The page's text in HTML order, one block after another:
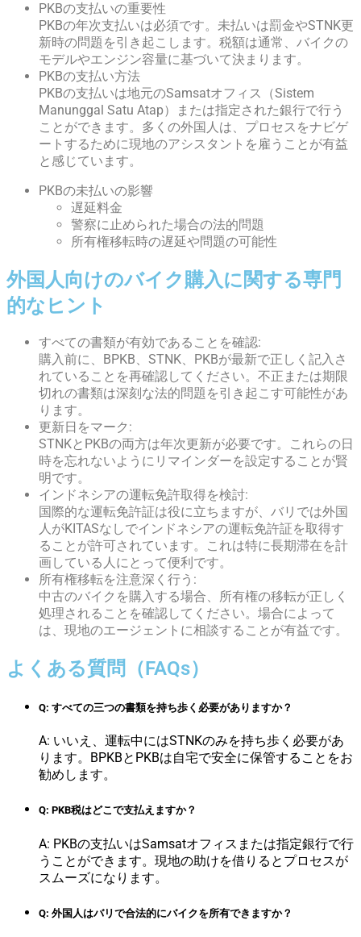
PKBの支払いの重要性
PKBの年次支払いは必須です。未払いは罰金やSTNK更
新時の問題を引き起こします。税額は通常、バイクの
モデルやエンジン容量に基づいて決まります。
PKBの支払い方法
PKBの支払いは地元のSamsatオフィス（Sistem
Manunggal Satu Atap）または指定された銀行で行う
ことができます。多くの外国人は、プロセスをナビゲ
ートするために現地のアシスタントを雇うことが有益
と感じています。
PKBの未払いの影響
遅延料金
警察に止められた場合の法的問題
所有権移転時の遅延や問題の可能性
外国人向けのバイク購入に関する専門
的なヒント
すべての書類が有効であることを確認:
購入前に、BPKB、STNK、PKBが最新で正しく記入さ
れていることを再確認してください。不正または期限
切れの書類は深刻な法的問題を引き起こす可能性があ
ります。
更新日をマーク:
STNKとPKBの両方は年次更新が必要です。これらの日
時を忘れないようにリマインダーを設定することが賢
明です。
インドネシアの運転免許取得を検討:
国際的な運転免許証は役に立ちますが、バリでは外国
人がKITASなしでインドネシアの運転免許証を取得す
ることが許可されています。これは特に長期滞在を計
画している人にとって便利です。
所有権移転を注意深く行う:
中古のバイクを購入する場合、所有権の移転が正しく
処理されることを確認してください。場合によって
は、現地のエージェントに相談することが有益です。
よくある質問（FAQs）
Q: すべての三つの書類を持ち歩く必要がありますか？
A: いいえ、運転中にはSTNKのみを持ち歩く必要があ
ります。BPKBとPKBは自宅で安全に保管することをお
勧めします。
Q: PKB税はどこで支払えますか？
A: PKBの支払いはSamsatオフィスまたは指定銀行で行
うことができます。現地の助けを借りるとプロセスが
スムーズになります。
Q: 外国人はバリで合法的にバイクを所有できますか？